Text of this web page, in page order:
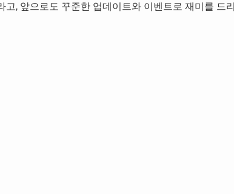
, 앞으로도 꾸준한 업데이트와 이벤트로 재미를 드